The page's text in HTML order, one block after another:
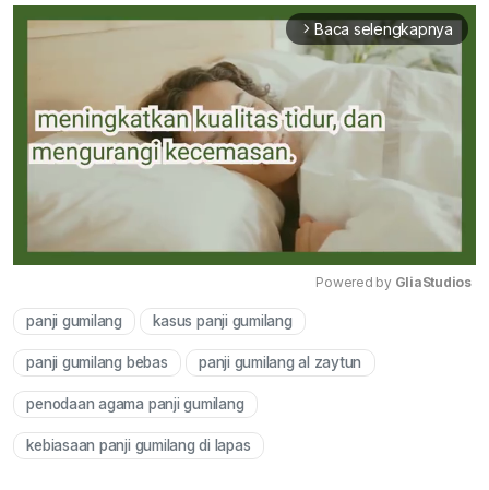
arrow_forward_ios Baca selengkapnya
Powered by GliaStudios
panji gumilang kasus panji gumilang
panji gumilang bebas panji gumilang al zaytun
penodaan agama panji gumilang
kebiasaan panji gumilang di lapas